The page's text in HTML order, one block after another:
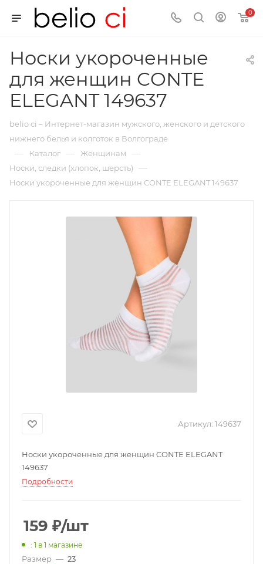
0
Носки укороченные
для женщин CONTE
ELEGANT 149637
belio ci – Интернет-магазин мужского, женского и детского
нижнего белья и колготок в Волгограде
— Каталог — Женщинам —
Носки, следки (хлопок, шерсть) —
Носки укороченные для женщин CONTE ELEGANT 149637
Артикул: 149637
Носки укороченные для женщин CONTE ELEGANT
149637
Подробности
159 ₽/шт
: 1 в 1 магазине
Размер — 23